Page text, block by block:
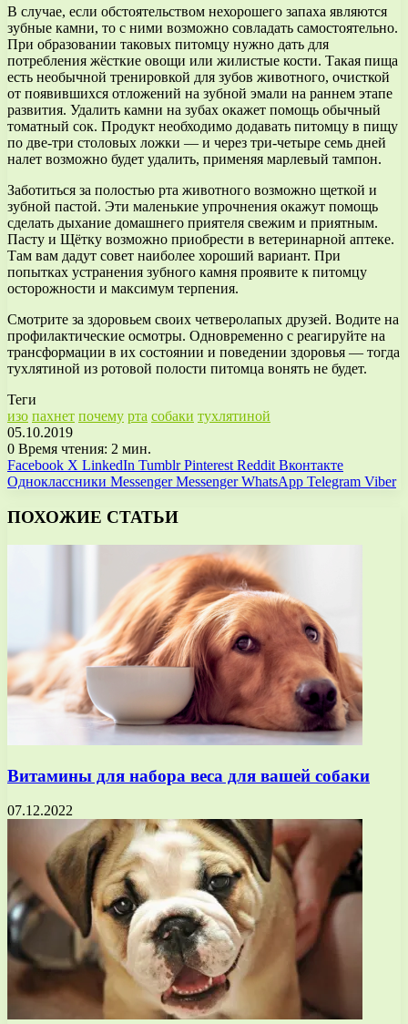
В случае, если обстоятельством нехорошего запаха являются
зубные камни, то с ними возможно совладать самостоятельно.
При образовании таковых питомцу нужно дать для
потребления жёсткие овощи или жилистые кости. Такая пища
есть необычной тренировкой для зубов животного, очисткой
от появившихся отложений на зубной эмали на раннем этапе
развития. Удалить камни на зубах окажет помощь обычный
томатный сок. Продукт необходимо додавать питомцу в пищу
по две-три столовых ложки — и через три-четыре семь дней
налет возможно будет удалить, применяя марлевый тампон.
Заботиться за полостью рта животного возможно щеткой и
зубной пастой. Эти маленькие упрочнения окажут помощь
сделать дыхание домашнего приятеля свежим и приятным.
Пасту и Щётку возможно приобрести в ветеринарной аптеке.
Там вам дадут совет наиболее хороший вариант. При
попытках устранения зубного камня проявите к питомцу
осторожности и максимум терпения.
Смотрите за здоровьем своих четверолапых друзей. Водите на
профилактические осмотры. Одновременно с реагируйте на
трансформации в их состоянии и поведении здоровья — тогда
тухлятиной из ротовой полости питомца вонять не будет.
Теги
изо пахнет почему рта собаки тухлятиной
05.10.2019
0 Время чтения: 2 мин.
Facebook X LinkedIn Tumblr Pinterest Reddit Вконтакте
Одноклассники Messenger Messenger WhatsApp Telegram Viber
ПОХОЖИЕ СТАТЬИ
Витамины для набора веса для вашей собаки
07.12.2022